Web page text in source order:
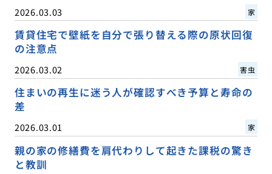
2026.03.03 家
賃貸住宅で壁紙を自分で張り替える際の原状回復
の注意点
2026.03.02 害虫
住まいの再生に迷う人が確認すべき予算と寿命の
差
2026.03.01 家
親の家の修繕費を肩代わりして起きた課税の驚き
と教訓